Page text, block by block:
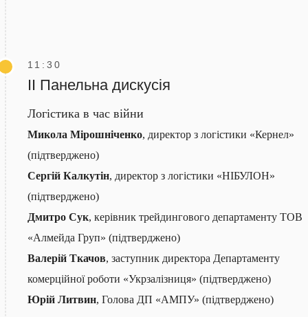
11:30
ІІ Панельна дискусія
Логістика в час війни
Микола Мірошніченко, директор з логістики «Кернел»
(підтверджено)
Сергій Калкутін, директор з логістики «НІБУЛОН»
(підтверджено)
Дмитро Сук, керівник трейдингового департаменту ТОВ
«Алмейда Груп» (підтверджено)
Валерій Ткачов, заступник директора Департаменту
комерційної роботи «Укрзалізниця» (підтверджено)
Юрій Литвин, Голова ДП «АМПУ» (підтверджено)